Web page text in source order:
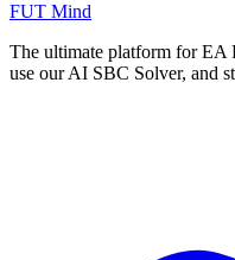
FUT Mind
The ultimate platform for EA
use our AI SBC Solver, and